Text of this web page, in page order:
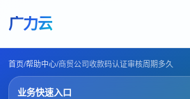
广力云
首页/帮助中心/商贸公司收款码认证审核周期多久
业务快速入口